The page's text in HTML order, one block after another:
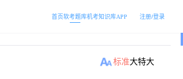
首页软考题库机考知识库APP 注册/登录
标准大特大